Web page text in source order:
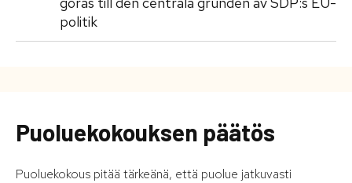
politik
Puoluekokouksen päätös
Puoluekokous pitää tärkeänä, että puolue jatkuvasti